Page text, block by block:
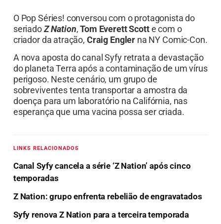
O Pop Séries! conversou com o protagonista do
seriadoZ Nation,Tom Everett Scotte com o
criador da atração, Craig Engler na NY Comic-Con.
A nova aposta do canal Syfy retrata a devastação
do planeta Terra após a contaminação de um vírus
perigoso. Neste cenário, um grupo de
sobreviventes tenta transportar a amostra da
doença para um laboratório na Califórnia, nas
esperança que uma vacina possa ser criada.
LINKS RELACIONADOS
Canal Syfy cancela a série ‘Z Nation’ após cinco
temporadas
Z Nation: grupo enfrenta rebelião de engravatados
Syfy renova Z Nation para a terceira temporada